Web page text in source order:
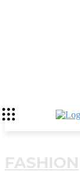
FASHION